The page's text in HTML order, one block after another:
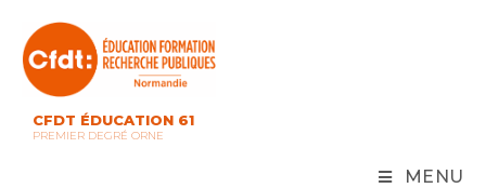
content
CFDT ÉDUCATION 61
PREMIER DEGRÉ ORNE
MENU